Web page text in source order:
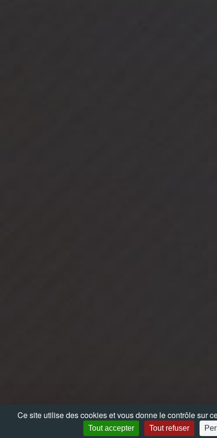
Ce site utilise des cookies et vous donne le contrôle sur
Tout accepter Tout refuser